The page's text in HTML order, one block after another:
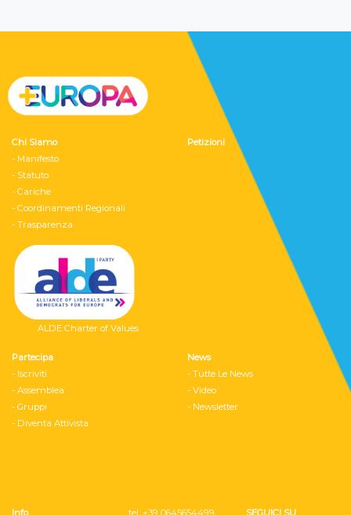
Chi Siamo
- Manifesto
- Statuto
- Cariche
- Coordinamenti Regionali
- Trasparenza
ALDE Charter of Values
Petizioni
Partecipa
- Iscriviti
- Assemblea
- Gruppi
- Diventa Attivista
News
- Tutte Le News
- Video
- Newsletter